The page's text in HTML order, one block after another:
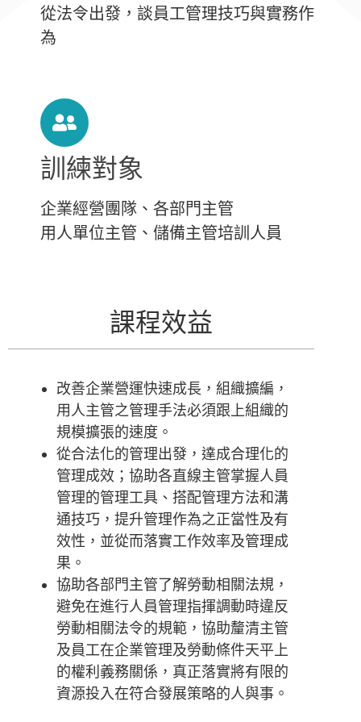
從法令出發，談員工管理技巧與實務作
為
訓練對象
企業經營團隊、各部門主管
用人單位主管、儲備主管培訓人員
課程效益
改善企業營運快速成長，組織擴編，
用人主管之管理手法必須跟上組織的
規模擴張的速度。
從合法化的管理出發，達成合理化的
管理成效；協助各直線主管掌握人員
管理的管理工具、搭配管理方法和溝
通技巧，提升管理作為之正當性及有
效性，並從而落實工作效率及管理成
果。
協助各部門主管了解勞動相關法規，
避免在進行人員管理指揮調動時違反
勞動相關法令的規範，協助釐清主管
及員工在企業管理及勞動條件天平上
的權利義務關係，真正落實將有限的
資源投入在符合發展策略的人與事。